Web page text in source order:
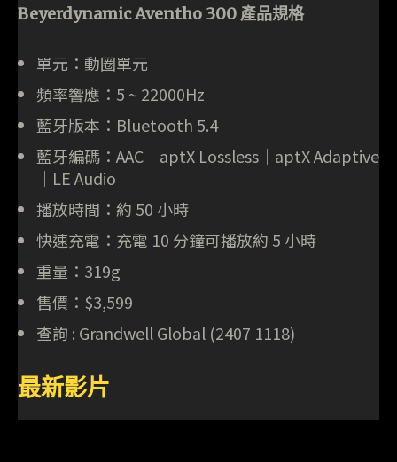
Beyerdynamic Aventho 300 產品規格
單元：動圈單元
頻率響應：5 ~ 22000Hz
藍牙版本：Bluetooth 5.4
藍牙編碼：AAC｜aptX Lossless｜aptX Adaptive
｜LE Audio
播放時間：約 50 小時
快速充電：充電 10 分鐘可播放約 5 小時
重量：319g
售價：$3,599
查詢 : Grandwell Global (2407 1118)
最新影片